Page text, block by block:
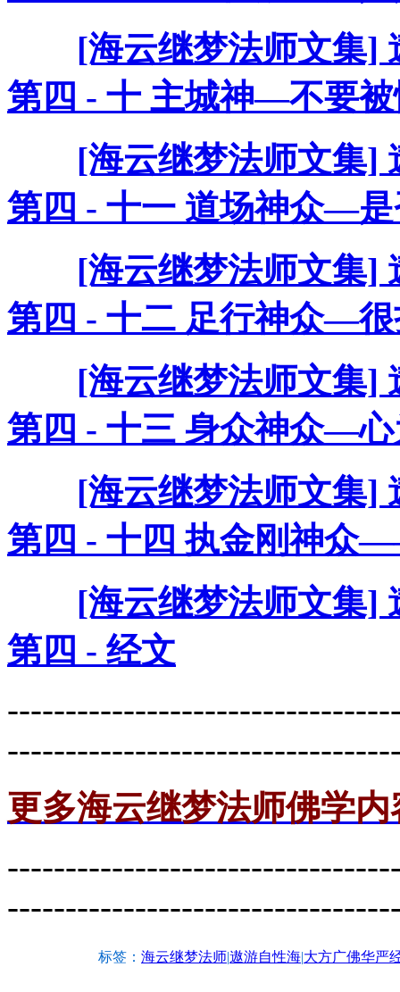
[海云继梦法师文集]
第四 - 十 主城神—不要
[海云继梦法师文集]
第四 - 十一 道场神众—
[海云继梦法师文集]
第四 - 十二 足行神众—
[海云继梦法师文集]
第四 - 十三 身众神众—
[海云继梦法师文集]
第四 - 十四 执金刚神众
[海云继梦法师文集]
第四 - 经文
更多海云继梦法师佛学内
标签： 海云继梦法师|遨游自性海|大方广佛华严